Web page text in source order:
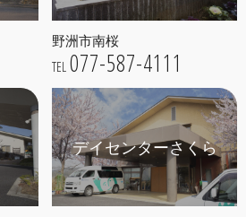
野洲市南桜
TEL 077-587-4111
デイセンターさくら